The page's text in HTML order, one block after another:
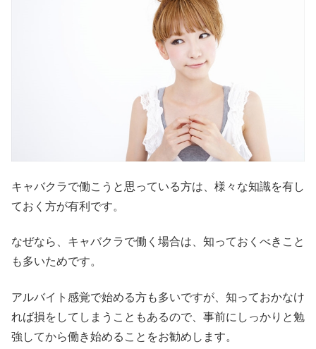
キャバクラで働こうと思っている方は、様々な知識を有し
ておく方が有利です。
なぜなら、キャバクラで働く場合は、知っておくべきこと
も多いためです。
アルバイト感覚で始める方も多いですが、知っておかなけ
れば損をしてしまうこともあるので、事前にしっかりと勉
強してから働き始めることをお勧めします。